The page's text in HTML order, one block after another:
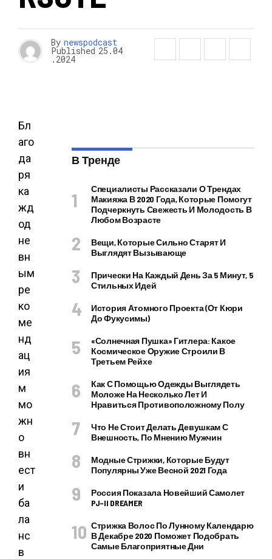
By newspodcast
Published 25.04
.2024
Бл
аго
да
ря
ка
жд
од
не
вн
ым
ре
ко
ме
нд
ац
ия
м
мо
жн
о
вн
ест
и
ба
ла
нс
в
В Тренде
Специалисты Рассказали О Трендах
Макияжа В 2020 Года, Которые Помогут
Подчеркнуть Свежесть И Молодость В
Любом Возрасте
Вещи, Которые Сильно Старят И
Выглядят Вызывающе
Прически На Каждый День За 5 Минут, 5
Стильных Идей
История Атомного Проекта (от Кюри
До Фукусимы)
«Солнечная Пушка» Гитлера: Какое
Космическое Оружие Строили В
Третьем Рейхе
Как С Помощью Одежды Выглядеть
Моложе На Несколько Лет И
Нравиться Противоположному Полу
Что Не Стоит Делать Девушкам С
Внешность, По Мнению Мужчин
Модные Стрижки, Которые Будут
Популярны Уже Весной 2021 Года
Россия Показала Новейший Самолет
PJ–II DREAMER
Стрижка Волос По Лунному Календарю
В Декабре 2020 Поможет Подобрать
Самые Благоприятные Дни